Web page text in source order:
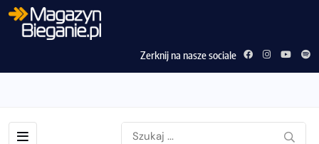
Zerknij na nasze sociale